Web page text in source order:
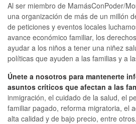
Al ser miembro de MamásConPoder/
una organización de más de un millón
de peticiones y eventos locales
avance económico familiar, los
ayudar a los niños a tener una niñez
políticas que ayuden a las familias y a
Únete a nosotros para mantenerte
asuntos críticos que afectan a las
inmigración, el cuidado de la salud, el
familiar pagado, reforma migratoria, el
alta calidad y de bajo precio, entre otros.